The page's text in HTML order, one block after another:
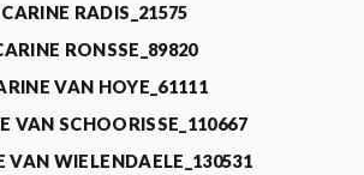
CARINE RADIS_21575
RONSSE_89820
VAN HOYE_61111
VAN SCHOORISSE_110667
VAN WIELENDAELE_130531